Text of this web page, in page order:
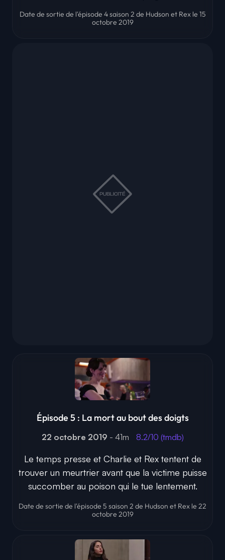
Date de sortie de l'épisode 4 saison 2 de Hudson et Rex le 15
octobre 2019
Épisode 5 : La mort au bout des doigts
22 octobre 2019 - 41m 8.2/10 (tmdb)
Le temps presse et Charlie et Rex tentent de
trouver un meurtrier avant que la victime puisse
succomber au poison qui le tue lentement.
Date de sortie de l'épisode 5 saison 2 de Hudson et Rex le 22
octobre 2019